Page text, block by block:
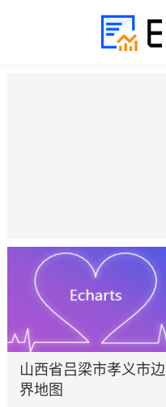
山西省吕梁市孝义市边
界地图